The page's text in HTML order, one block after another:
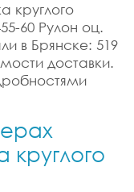
круглого
60 Рулон оц.
в Брянске: 519
доставки.
круглого